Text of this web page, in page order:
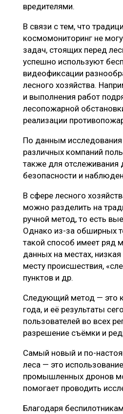
вредителями.
В связи с тем, что
космомониторинг не
задач, стоящих перед
успешно используют
видеофиксации
лесного хозяйства.
и выполнения работ
лесопожарной
реализации
По данным
различных компаний
также для отслеживания
безопасности и
В сфере лесного
можно разделить на
ручной метод, то есть
Однако из-за обширных
такой способ имеет ряд
данных на местах,
месту происшествия,
пунктов и др.
Следующий метод — это
года, и её результаты
пользователей во всех
разрешение съёмки и
Самый новый и по-
леса — это
промышленных дронов
помогает проводить
Благодаря